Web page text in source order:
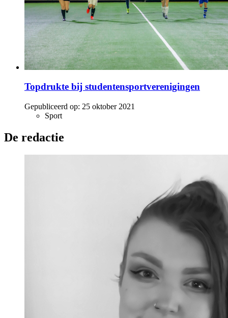
Topdrukte bij studentensportverenigingen
Gepubliceerd op: 25 oktober 2021
Sport
De redactie